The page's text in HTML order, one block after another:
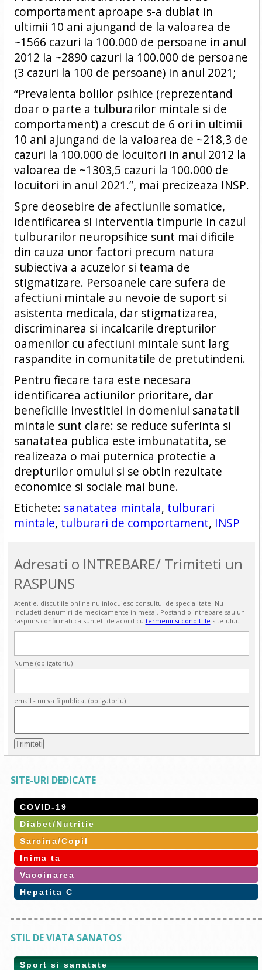
comportament aproape s-a dublat in
ultimii 10 ani ajungand de la valoarea de
~1566 cazuri la 100.000 de persoane in anul
2012 la ~2890 cazuri la 100.000 de persoane
(3 cazuri la 100 de persoane) in anul 2021;
“Prevalenta bolilor psihice (reprezentand
doar o parte a tulburarilor mintale si de
comportament) a crescut de 6 ori in ultimii
10 ani ajungand de la valoarea de ~218,3 de
cazuri la 100.000 de locuitori in anul 2012 la
valoarea de ~1303,5 cazuri la 100.000 de
locuitori in anul 2021.”, mai precizeaza INSP.
Spre deosebire de afectiunile somatice,
identificarea si interventia timpurie in cazul
tulburarilor neuropsihice sunt mai dificile
din cauza unor factori precum natura
subiectiva a acuzelor si teama de
stigmatizare. Persoanele care sufera de
afectiuni mintale au nevoie de suport si
asistenta medicala, dar stigmatizarea,
discriminarea si incalcarile drepturilor
oamenilor cu afectiuni mintale sunt larg
raspandite in comunitatile de pretutindeni.
Pentru fiecare tara este necesara
identificarea actiunilor prioritare, dar
beneficiile investitiei in domeniul sanatatii
mintale sunt clare: se reduce suferinta si
sanatatea publica este imbunatatita, se
realizeaza o mai puternica protectie a
drepturilor omului si se obtin rezultate
economice si sociale mai bune.
Etichete: sanatatea mintala, tulburari
mintale, tulburari de comportament, INSP
Adresati o INTREBARE/ Trimiteti un
RASPUNS
Atentie, discutiile online nu inlocuiesc consultul de specialitate! Nu
includeti denumiri de medicamente in mesaj. Postand o intrebare sau un
raspuns confirmati ca sunteti de acord cu termenii si conditiile site-ului.
Nume (obligatoriu)
email - nu va fi publicat (obligatoriu)
SITE-URI DEDICATE
COVID-19
Diabet/Nutritie
Sarcina/Copil
Inima ta
Vaccinarea
Hepatita C
STIL DE VIATA SANATOS
Sport si sanatate